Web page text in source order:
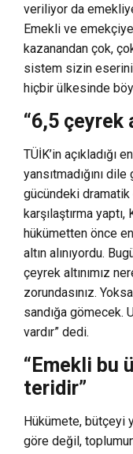
veriliyor da
Emekli ve
kazanandan çok,
sistem sizin
hiçbir ülkesinde
“6,5 çeyrek
TÜİK’in açıkladığı
yansıtmadığını
gücündeki dramatik
karşılaştırma
hükümetten önce
altın alınıyordu.
çeyrek altınımız
zorundasınız.
sandığa gömecek.
vardır” dedi.
“Emekli bu
teridir”
Hükümete, bütçeyi
göre değil,